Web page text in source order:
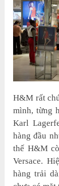
H&M rất
mình, từng
Karl
hàng đầu
thế H&M
Versace.
hàng trải